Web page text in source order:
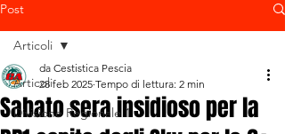
Post
Articoli
Divisione Regionale 1
Articoli
Sabato sera insidioso per la
da Cestistica Pescia
28 feb 2025 Tempo di lettura: 2 min